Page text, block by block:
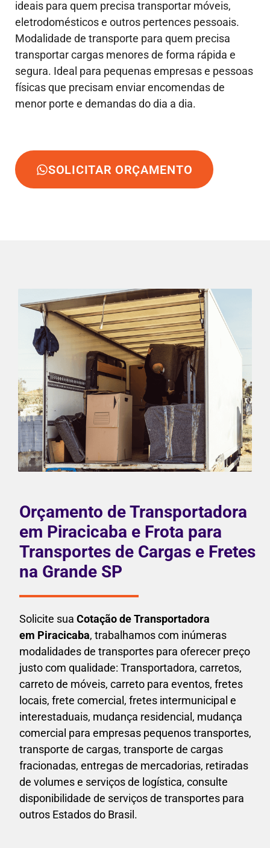
ideais para quem precisa transportar móveis,
eletrodomésticos e outros pertences pessoais.
Modalidade de transporte para quem precisa
transportar cargas menores de forma rápida e
segura. Ideal para pequenas empresas e pessoas
físicas que precisam enviar encomendas de
menor porte e demandas do dia a dia.
SOLICITAR ORÇAMENTO
Orçamento de Transportadora
em Piracicaba e Frota para
Transportes de Cargas e Fretes
na Grande SP
Solicite sua Cotação de Transportadora
em Piracicaba, trabalhamos com inúmeras
modalidades de transportes para oferecer preço
justo com qualidade: Transportadora, carretos,
carreto de móveis, carreto para eventos, fretes
locais, frete comercial, fretes intermunicipal e
interestaduais, mudança residencial, mudança
comercial para empresas pequenos transportes,
transporte de cargas, transporte de cargas
fracionadas, entregas de mercadorias, retiradas
de volumes e serviços de logística, consulte
disponibilidade de serviços de transportes para
outros Estados do Brasil.